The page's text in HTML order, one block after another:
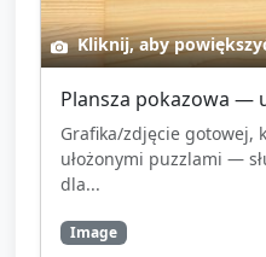
Kliknij, aby
Plansza pokazowa —
Grafika/zdjęcie gotowej,
ułożonymi puzzlami —
dla...
Image